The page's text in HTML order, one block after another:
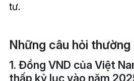
tư.
Những câu hỏi thường
1. Đồng VND của Việt
thấp kỷ lục vào năm